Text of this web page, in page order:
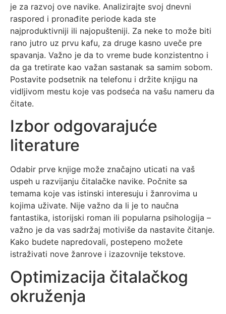
je za razvoj ove navike. Analizirajte svoj dnevni
raspored i pronađite periode kada ste
najproduktivniji ili najopušteniji. Za neke to može biti
rano jutro uz prvu kafu, za druge kasno uveče pre
spavanja. Važno je da to vreme bude konzistentno i
da ga tretirate kao važan sastanak sa samim sobom.
Postavite podsetnik na telefonu i držite knjigu na
vidljivom mestu koje vas podseća na vašu nameru da
čitate.
Izbor odgovarajuće
literature
Odabir prve knjige može značajno uticati na vaš
uspeh u razvijanju čitalačke navike. Počnite sa
temama koje vas istinski interesuju i žanrovima u
kojima uživate. Nije važno da li je to naučna
fantastika, istorijski roman ili popularna psihologija –
važno je da vas sadržaj motiviše da nastavite čitanje.
Kako budete napredovali, postepeno možete
istraživati nove žanrove i izazovnije tekstove.
Optimizacija čitalačkog
okruženja